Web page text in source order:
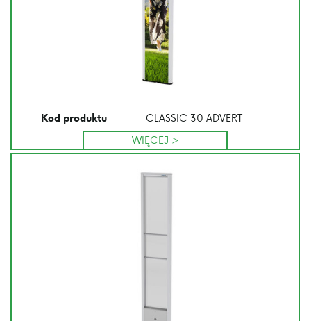
Kod produktu
CLASSIC 30 ADVERT
WIĘCEJ >